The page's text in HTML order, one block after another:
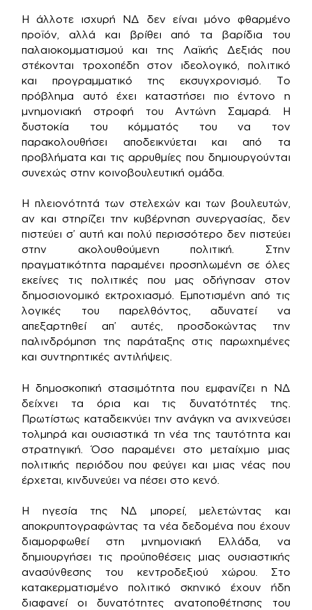
Η άλλοτε ισχυρή ΝΔ δεν είναι μόνο φθαρμένο
προϊόν, αλλά και βρίθει από τα βαρίδια του
παλαιοκομματισμού και της Λαϊκής Δεξιάς που
στέκονται τροχοπέδη στον ιδεολογικό, πολιτικό
και προγραμματικό της εκσυγχρονισμό. Το
πρόβλημα αυτό έχει καταστήσει πιο έντονο η
μνημονιακή στροφή του Αντώνη Σαμαρά. Η
δυστοκία του κόμματός του να τον
παρακολουθήσει αποδεικνύεται και από τα
προβλήματα και τις αρρυθμίες που δημιουργούνται
συνεχώς στην κοινοβουλευτική ομάδα.
Η πλειονότητά των στελεχών και των βουλευτών,
αν και στηρίζει την κυβέρνηση συνεργασίας, δεν
πιστεύει σ’ αυτή και πολύ περισσότερο δεν πιστεύει
στην ακολουθούμενη πολιτική. Στην
πραγματικότητα παραμένει προσηλωμένη σε όλες
εκείνες τις πολιτικές που μας οδήγησαν στον
δημοσιονομικό εκτροχιασμό. Εμποτισμένη από τις
λογικές του παρελθόντος, αδυνατεί να
απεξαρτηθεί απ’ αυτές, προσδοκώντας την
παλινδρόμηση της παράταξης στις παρωχημένες
και συντηρητικές αντιλήψεις.
Η δημοσκοπική στασιμότητα που εμφανίζει η ΝΔ
δείχνει τα όρια και τις δυνατότητές της.
Πρωτίστως καταδεικνύει την ανάγκη να ανιχνεύσει
τολμηρά και ουσιαστικά τη νέα της ταυτότητα και
στρατηγική. Όσο παραμένει στο μεταίχμιο μιας
πολιτικής περιόδου που φεύγει και μιας νέας που
έρχεται, κινδυνεύει να πέσει στο κενό.
Η ηγεσία της ΝΔ μπορεί, μελετώντας και
αποκρυπτογραφώντας τα νέα δεδομένα που έχουν
διαμορφωθεί στη μνημονιακή Ελλάδα, να
δημιουργήσει τις προϋποθέσεις μιας ουσιαστικής
ανασύνθεσης του κεντροδεξιού χώρου. Στο
κατακερματισμένο πολιτικό σκηνικό έχουν ήδη
διαφανεί οι δυνατότητες ανατοποθέτησης του